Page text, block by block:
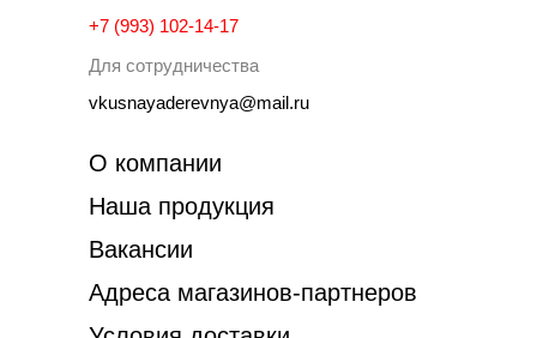
+7 (993) 102-14-17
Для сотрудничества
vkusnayaderevnya@mail.ru
Адреса магазинов-партнеров
О компании
Наша продукция
Вакансии